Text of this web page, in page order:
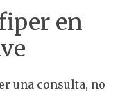
en
una consulta, no